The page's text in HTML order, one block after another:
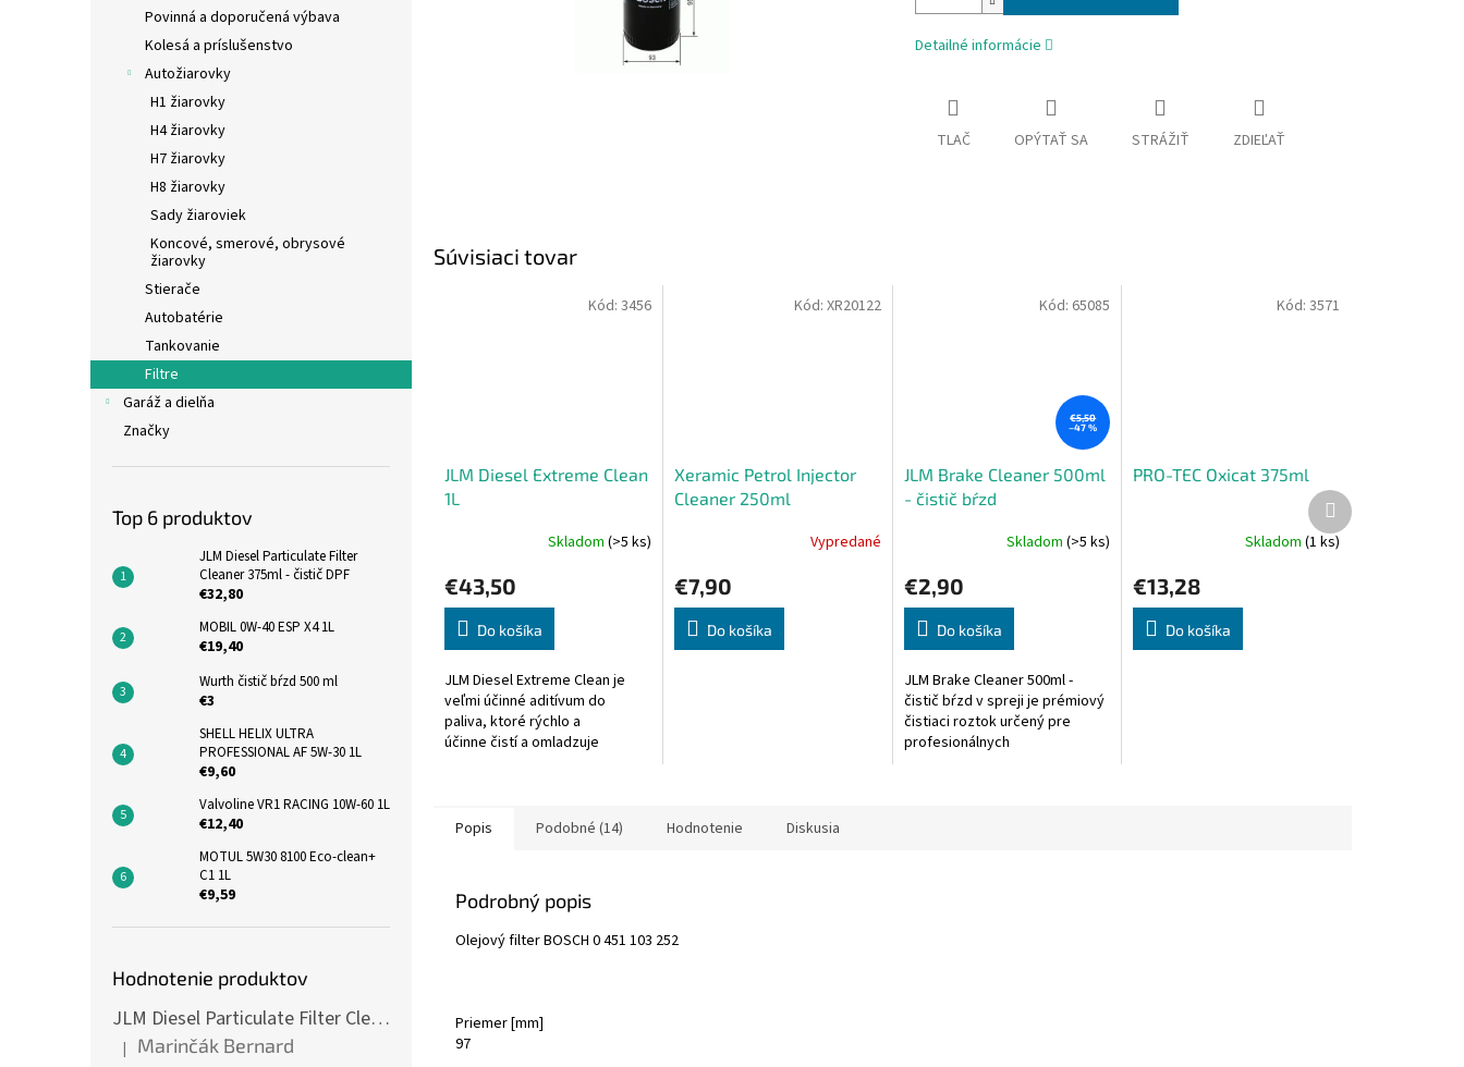
Povinná a doporučená výbava
Kolesá a príslušenstvo
Autožiarovky
H1 žiarovky
H4 žiarovky
H7 žiarovky
H8 žiarovky
Sady žiaroviek
Koncové, smerové, obrysové
žiarovky
Stierače
Autobatérie
Tankovanie
Filtre
Garáž a dielňa
Značky
Top 6 produktov
JLM Diesel Particulate Filter
Cleaner 375ml - čistič DPF
€32,80
MOBIL 0W-40 ESP X4 1L
€19,40
Wurth čistič bŕzd 500 ml
€3
SHELL HELIX ULTRA
PROFESSIONAL AF 5W-30 1L
€9,60
Valvoline VR1 RACING 10W-60 1L
€12,40
MOTUL 5W30 8100 Eco-clean+
C1 1L
€9,59
Hodnotenie produktov
JLM Diesel Particulate Filter Cleaner 375ml - čistič DPF
Hodnotenie produktu je 5 z 5 hviezdičiek.
| Marinčák Bernard
Detailné informácie
TLAČ OPÝTAŤ SA STRÁŽIŤ ZDIEĽAŤ
Súvisiaci tovar
JLM Diesel Extreme Clean
1L
produktu
je
5,0
z
hviezdičiek.
Skladom (>5 ks)
€43,50
Do košíka
JLM Diesel Extreme Clean je
veľmi účinné aditívum do
paliva, ktoré rýchlo a
účinne čistí a omladzuje
Kód: 3456
Xeramic Petrol Injector
Cleaner 250ml
Vypredané
€7,90
Do košíka
Kód: XR20122
€5,50
–47 %
JLM Brake Cleaner 500ml
- čistič bŕzd
Skladom(>5 ks)
€2,90
Do košíka
JLM Brake Cleaner 500ml -
čistič bŕzd v spreji je prémiový
čistiaci roztok určený pre
profesionálnych
Kód: 65085
PRO-TEC Oxicat 375ml
Skladom (1 ks)
€13,28
Do košíka
Kód: 3571
Ďalší
produkt
Popis Podobné (14) Hodnotenie Diskusia
Podrobný popis
Olejový filter BOSCH 0 451 103 252
Priemer [mm]
97